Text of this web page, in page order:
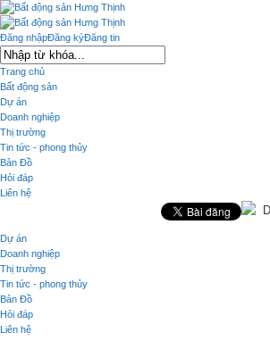
Đăng ký
Đăng nhập Đăng tin
Trang chủ
Bất động sản
Dự án
Doanh nghiệp
Thị trường
Tin tức - phong thủy
Bản Đồ
Hỏi đáp
Liên hệ
Dự án
Doanh nghiệp
Thị trường
Tin tức - phong thủy
Bản Đồ
Hỏi đáp
Liên hệ